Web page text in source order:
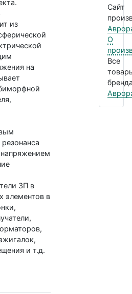
из
на
ЗП в
элементов в
и т.д.
Сайт
О
Все